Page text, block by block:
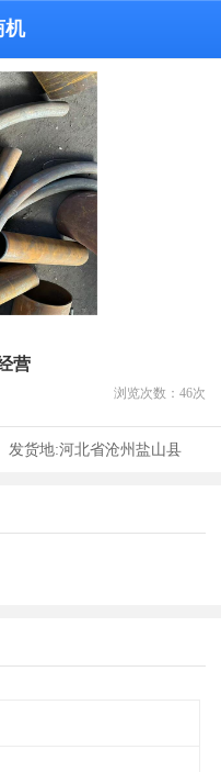
机
营
浏览次数： 46次
发货地:河北省沧州盐山县